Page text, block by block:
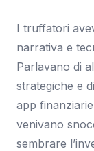
I truffatori
narrativa e
Parlavano di
strategiche e
app
venivano
sembrare